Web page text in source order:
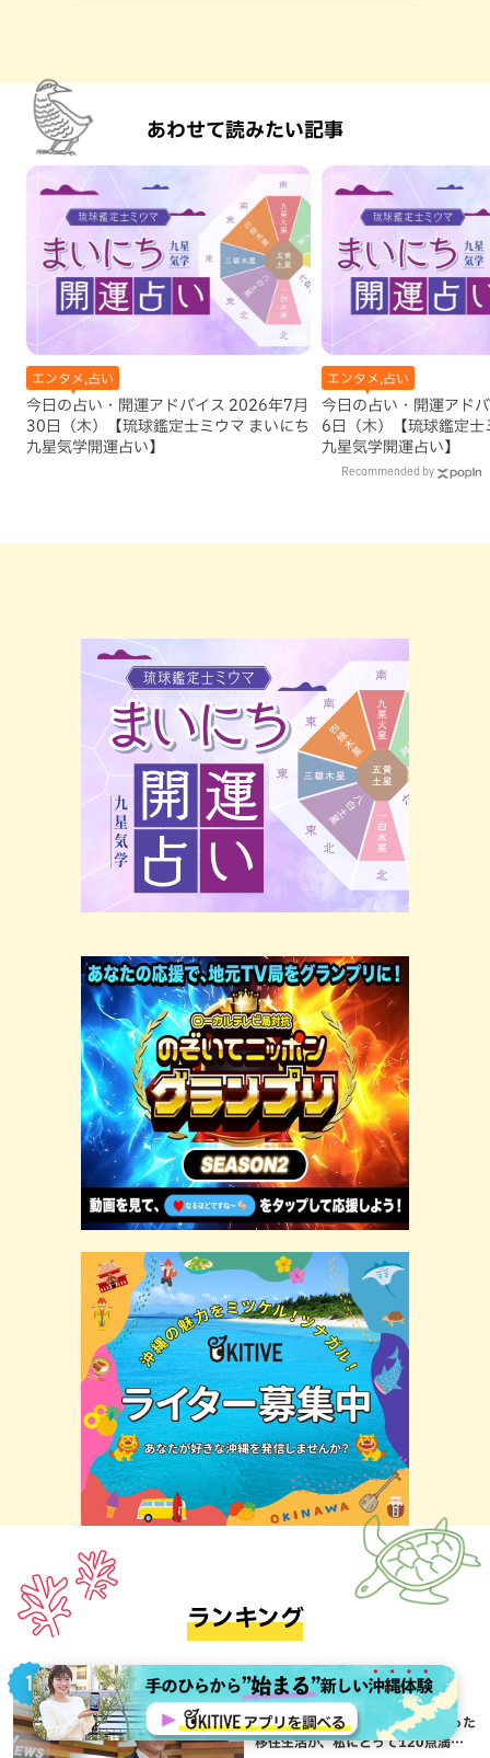
あわせて読みたい記事
エンタメ,占い
今日の占い・開運アドバイス 2026年7月
30日（木）【琉球鑑定士ミウマ まいにち
九星気学開運占い】
エンタメ,占い
今日の占い・開運アド
6日（木）【琉球鑑定士
九星気学開運占い】
Recommended by
ランキング
地域,暮らし,本島南部,沖縄移住,那覇市
アナウンサーが語る”沖縄移
住”Vol.01：偶然のご縁から始まった
移住生活が、私にとって120点満点